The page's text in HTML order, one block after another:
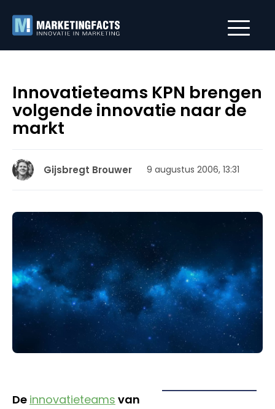
Innovatieteams KPN brengen
volgende innovatie naar de
markt
Gijsbregt Brouwer 9 augustus 2006, 13:31
De innovatieteams van